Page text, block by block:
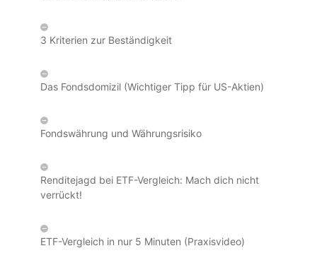
3 Kriterien zur Beständigkeit
Das Fondsdomizil (Wichtiger Tipp für US-Aktien)
Fondswährung und Währungsrisiko
Renditejagd bei ETF-Vergleich: Mach dich nicht
verrückt!
ETF-Vergleich in nur 5 Minuten (Praxisvideo)